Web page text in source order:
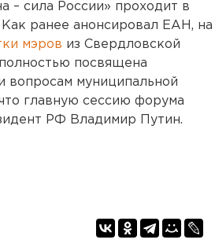
– сила России» проходит в
Как ранее анонсировал ЕАН, на
мэров из Свердловской
посвящена
вопросам муниципальной
главную сессию форума
РФ Владимир Путин.